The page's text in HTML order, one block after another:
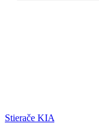
Stierače KIA